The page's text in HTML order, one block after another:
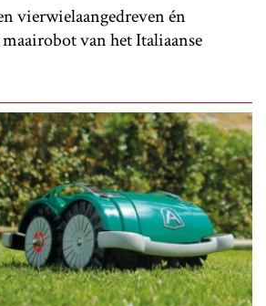
vierwielaangedreven én
van het Italiaanse